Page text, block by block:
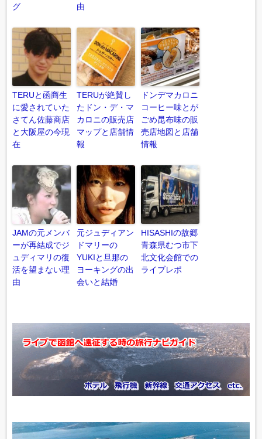
グ
由
TERUと函商生
に愛されていた
さてん佐藤商店
と大阪屋の今現
在
TERUが絶賛し
たドン・デ・マ
カロニの販売店
マップと店舗情
報
ドンデマカロニ
コーヒー味とが
ごめ昆布味の販
売店地図と店舗
情報
JAMの元メンバ
ーが再結成でジ
ュディマリの復
活を望まない理
由
元ジュディアン
ドマリーの
YUKIと旦那の
ヨーキングの出
会いと結婚
HISASHIの故郷
青森県むつ市下
北文化会館での
ライブレポ